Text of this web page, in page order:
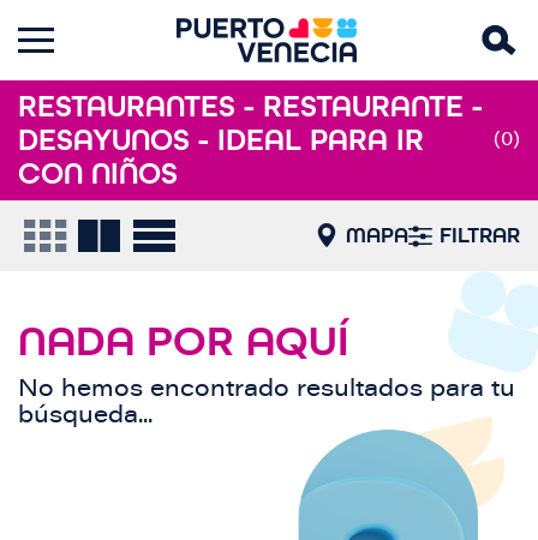
RESTAURANTES - RESTAURANTE -
DESAYUNOS - IDEAL PARA IR
CON NIÑOS
(0)
MAPA FILTRAR
NADA POR AQUÍ
No hemos encontrado resultados para tu
búsqueda...